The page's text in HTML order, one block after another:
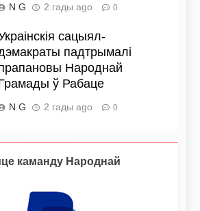
N G 2 гады ago 0
сацыял-
падтрымалі
Народнай
ў Рабаце
N G 2 гады ago 0
каманду Народнай